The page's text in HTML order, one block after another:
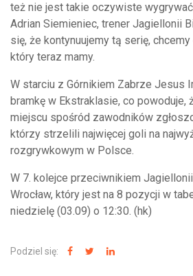
też nie jest takie oczywiste
Adrian Siemieniec, trener Jagiellonii
się, że kontynuujemy tą serię,
który teraz mamy.
W starciu z Górnikiem Zabrze Jesus
bramkę w Ekstraklasie, co powoduje,
miejscu spośród zawodników
którzy strzelili najwięcej goli na
rozgrywkowym w Polsce.
W 7. kolejce przeciwnikiem
Wrocław, który jest na 8 pozycji w
niedzielę (03.09) o 12:30. (hk)
Podziel się: